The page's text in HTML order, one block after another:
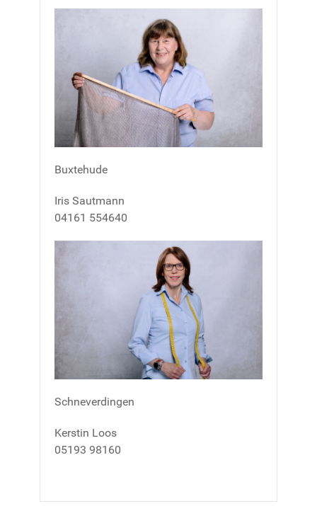
Buxtehude
Iris Sautmann
04161 554640
Schneverdingen
Kerstin Loos
05193 98160